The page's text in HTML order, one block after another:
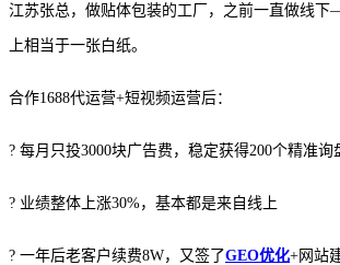
江苏张总，做贴体包装的工厂，之前一直做线
上相当于一张白纸。
合作1688代运营+短视频运营后：
? 每月只投3000块广告费，稳定获得200个精准询
? 业绩整体上涨30%，基本都是来自线上
? 一年后老客户续费8W，又签了GEO优化+网站